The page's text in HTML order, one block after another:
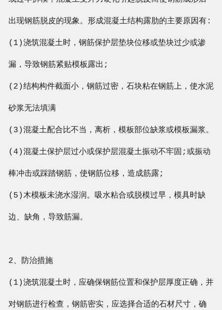
出现钢筋脱皮的现象。形成混凝土结构露肋的主要原因有:
(1)浇筑混凝土时，钢筋保护层垫块位移或垫块过少或渗
漏，导致钢筋紧贴模板露出;
(2)结构构件截面小，钢筋过密，石块粘在钢筋上，使水泥
砂浆无法填满
(3)混凝土配合比不当，离析，模板部位缺浆或模板漏浆。
(4)混凝土保护层过小或保护层混凝土振动不牢固;或振动
棒冲击或踩踏钢筋，使钢筋位移，造成筋露;
(5)木模板未浇水湿润。吸水粘合或脱模过早，模具时缺
边、缺角，导致筋漏。
2、防治措施
(1)浇筑混凝土时，应确保钢筋位置和保护层厚度正确，并
对钢筋进行检查，钢筋密实，应选择合适的石材尺寸，确